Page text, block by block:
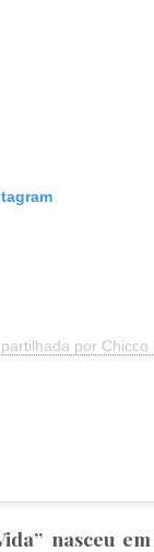
por Chicco
nasceu